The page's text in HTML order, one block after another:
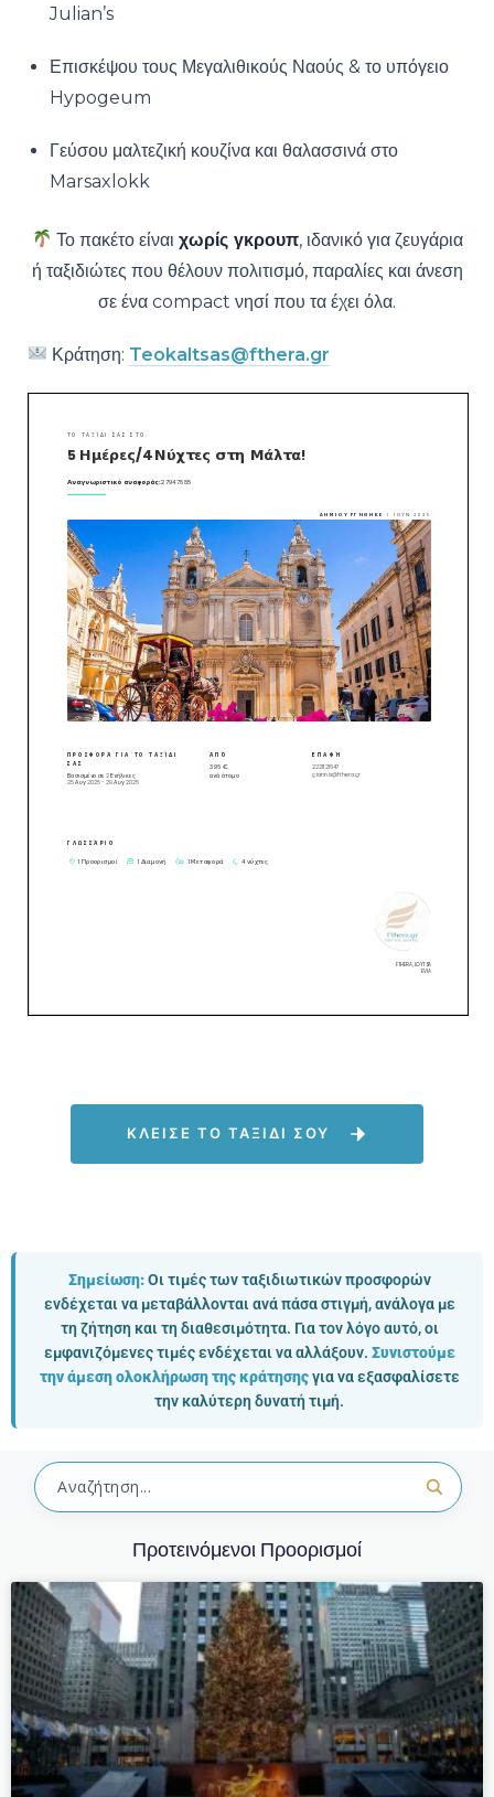
Julian’s
Επισκέψου τους Μεγαλιθικούς Ναούς & το υπόγειο
Hypogeum
Γεύσου μαλτεζική κουζίνα και θαλασσινά στο
Marsaxlokk
Το πακέτο είναι χωρίς γκρουπ, ιδανικό για ζευγάρια
ή ταξιδιώτες που θέλουν πολιτισμό, παραλίες και άνεση
σε ένα compact νησί που τα έχει όλα.
Κράτηση: Teokaltsas@fthera.gr
ΚΛΕΙΣΕ ΤΟ ΤΑΞΙΔΙ ΣΟΥ
Σημείωση:Οι τιμές των ταξιδιωτικών προσφορών
ενδέχεται να μεταβάλλονται ανά πάσα στιγμή, ανάλογα με
τη ζήτηση και τη διαθεσιμότητα. Για τον λόγο αυτό, οι
εμφανιζόμενες τιμές ενδέχεται να αλλάξουν. Συνιστούμε
την άμεση ολοκλήρωση της κράτησηςγια να εξασφαλίσετε
την καλύτερη δυνατή τιμή.
Προτεινόμενοι Προορισμοί